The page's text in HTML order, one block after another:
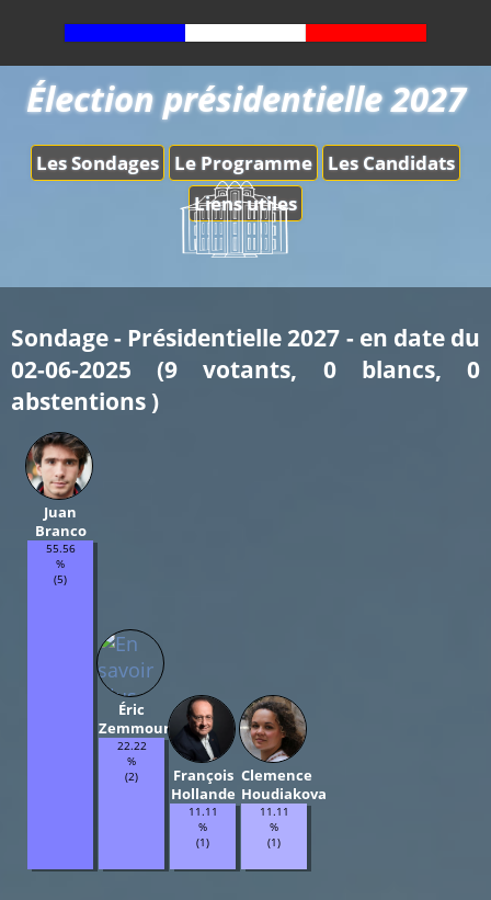
Les Sondages Le Programme
Les Candidats
Liens utiles
Élection présidentielle 2027
Sondage - Présidentielle 2027 - en date du
02-06-2025 (9 votants, 0 blancs, 0
abstentions )
Juan
Branco
55.56
%
(5)
Éric
Zemmour
22.22
%
(2)
François
Hollande
11.11
%
(1)
Clemence
Houdiakova
11.11
%
(1)